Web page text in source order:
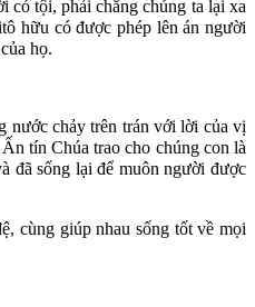
có tội, phải chăng chúng ta lại xa
hữu có được phép lên án người
họ.
nước chảy trên trán với lời của vị
tín Chúa trao cho chúng con là
đã sống lại để muôn người được
cùng giúp nhau sống tốt về mọi